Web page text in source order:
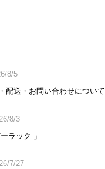
8/5
配送・お問い合わせについて
8/3
ラック 」
7/27